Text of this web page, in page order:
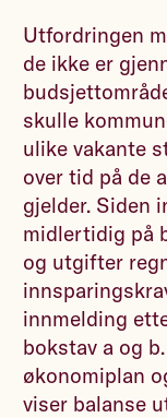
Utfordringen
de ikke er
skulle
ulike vakante
over tid på de
gjelder. Siden
midlertidig på
og utgifter
innmelding
bokstav a og
økonomiplan
viser balanse